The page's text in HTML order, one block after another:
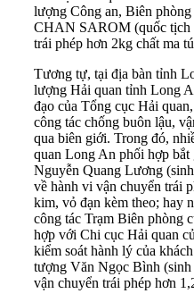
lượng Công an, Biên
CHAN SAROM (quốc tịch
trái phép hơn 2kg chất ma
Tương tự, tại địa bàn tỉnh
lượng Hải quan tỉnh Long
đạo của Tổng cục Hải
công tác chống buôn lậu,
qua biên giới. Trong đó,
quan Long An phối hợp
Nguyễn Quang Lương
về hành vi vận chuyển trái
kim, vỏ đạn kèm theo; hay
công tác Trạm Biên phòng
hợp với Chi cục Hải quan
kiểm soát hành lý của
tượng Văn Ngọc Bình
vận chuyển trái phép hơn